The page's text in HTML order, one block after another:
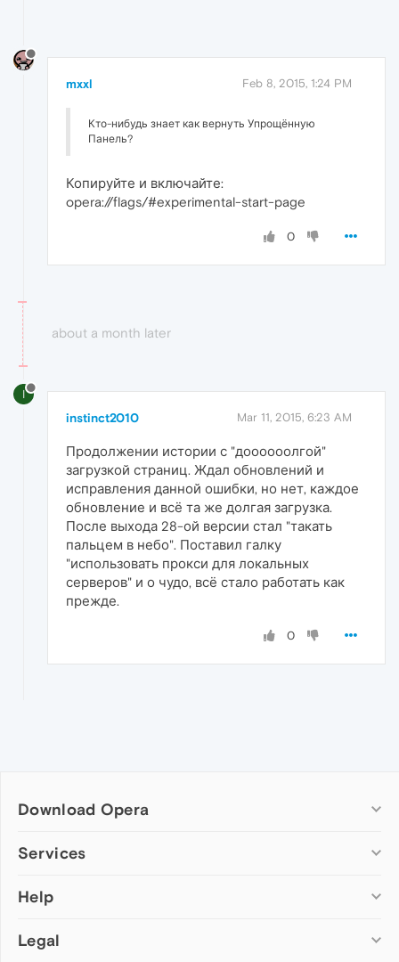
mxxl Feb 8, 2015, 1:24 PM
Кто-нибудь знает как вернуть Упрощённую
Панель?
Копируйте и включайте:
opera://flags/#experimental-start-page
0
about a month later
I
instinct2010 Mar 11, 2015, 6:23 AM
Продолжении истории с "доооооолгой"
загрузкой страниц. Ждал обновлений и
исправления данной ошибки, но нет, каждое
обновление и всё та же долгая загрузка.
После выхода 28-ой версии стал "такать
пальцем в небо". Поставил галку
"использовать прокси для локальных
серверов" и о чудо, всё стало работать как
прежде.
0
Download Opera
Computer browsers
Opera for Mac
Opera beta version
Services
Add-ons
Wallpapers
Help
Help & support
Legal